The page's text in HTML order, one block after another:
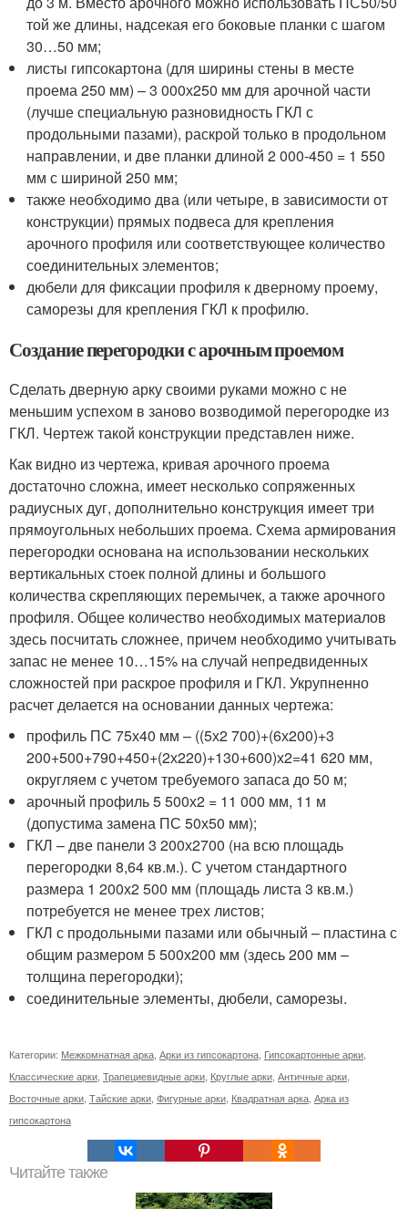
той же длины, надсекая его боковые планки с шагом
30…50 мм;
листы гипсокартона (для ширины стены в месте
проема 250 мм) – 3 000х250 мм для арочной части
(лучше специальную разновидность ГКЛ с
продольными пазами), раскрой только в продольном
направлении, и две планки длиной 2 000-450 = 1 550
мм с шириной 250 мм;
также необходимо два (или четыре, в зависимости от
конструкции) прямых подвеса для крепления
арочного профиля или соответствующее количество
соединительных элементов;
дюбели для фиксации профиля к дверному проему,
саморезы для крепления ГКЛ к профилю.
Создание перегородки с арочным проемом
Сделать дверную арку своими руками можно с не
меньшим успехом в заново возводимой перегородке из
ГКЛ. Чертеж такой конструкции представлен ниже.
Как видно из чертежа, кривая арочного проема
достаточно сложна, имеет несколько сопряженных
радиусных дуг, дополнительно конструкция имеет три
прямоугольных небольших проема. Схема армирования
перегородки основана на использовании нескольких
вертикальных стоек полной длины и большого
количества скрепляющих перемычек, а также арочного
профиля. Общее количество необходимых материалов
здесь посчитать сложнее, причем необходимо учитывать
запас не менее 10…15% на случай непредвиденных
сложностей при раскрое профиля и ГКЛ. Укрупненно
расчет делается на основании данных чертежа:
профиль ПС 75х40 мм – ((5х2 700)+(6х200)+3
200+500+790+450+(2х220)+130+600)х2=41 620 мм,
округляем с учетом требуемого запаса до 50 м;
арочный профиль 5 500х2 = 11 000 мм, 11 м
(допустима замена ПС 50х50 мм);
ГКЛ – две панели 3 200х2700 (на всю площадь
перегородки 8,64 кв.м.). С учетом стандартного
размера 1 200х2 500 мм (площадь листа 3 кв.м.)
потребуется не менее трех листов;
ГКЛ с продольными пазами или обычный – пластина с
общим размером 5 500х200 мм (здесь 200 мм –
толщина перегородки);
соединительные элементы, дюбели, саморезы.
Категории: Межкомнатная арка Арки из гипсокартона Гипсокартонные арки
Классические арки Трапециевидные арки Круглые арки Античные арки
Восточные арки Тайские арки Фигурные арки Квадратная арка Арка из
гипсокартона
Читайте также